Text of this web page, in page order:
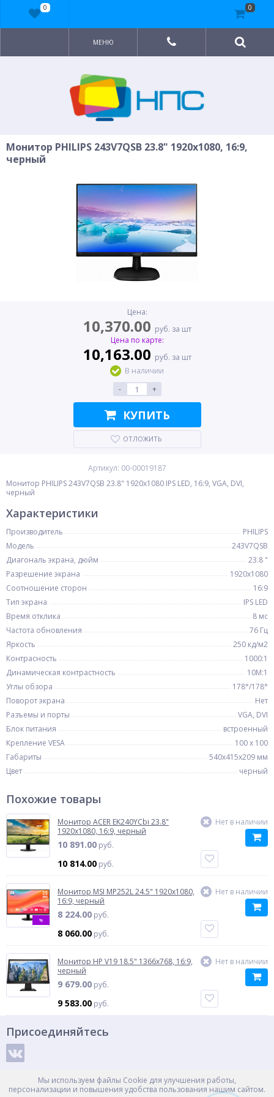
МЕНЮ
Монитор PHILIPS 243V7QSB 23.8" 1920x1080, 16:9,
черный
Цена:
10,370.00 руб. за шт
Цена по карте:
10,163.00 руб. за шт
В наличии
-
+
КУПИТЬ
ОТЛОЖИТЬ
Артикул: 00-00019187
Монитор PHILIPS 243V7QSB 23.8" 1920x1080 IPS LED, 16:9, VGA, DVI,
черный
Характеристики
Производитель
PHILIPS
Модель
243V7QSB
Диагональ экрана, дюйм
23.8 "
Разрешение экрана
1920x1080
Соотношение сторон
16:9
Тип экрана
IPS LED
Время отклика
8 мс
Частота обновления
76 Гц
Яркость
250 кд/м2
Контрасность
1000:1
Динамическая контрастность
10M:1
Углы обзора
178°/178°
Поворот экрана
Нет
Разъемы и порты
VGA, DVI
Блок питания
встроенный
Крепление VESA
100 x 100
Габариты
540х415х209 мм
Цвет
черный
Похожие товары
Монитор ACER EK240YCbi 23.8"
1920x1080, 16:9, черный
10 891.00 руб.
10 814.00 руб.
Нет в наличии
%
Монитор MSI MP252L 24.5" 1920x1080,
16:9, черный
8 224.00 руб.
8 060.00 руб.
Нет в наличии
Монитор HP V19 18.5" 1366x768, 16:9,
черный
9 679.00 руб.
9 583.00 руб.
Нет в наличии
Мы используем файлы Cookie для улучшения работы,
персонализации и повышения удобства пользования нашим сайтом.
Присоединяйтесь
Способы оплаты
0 0